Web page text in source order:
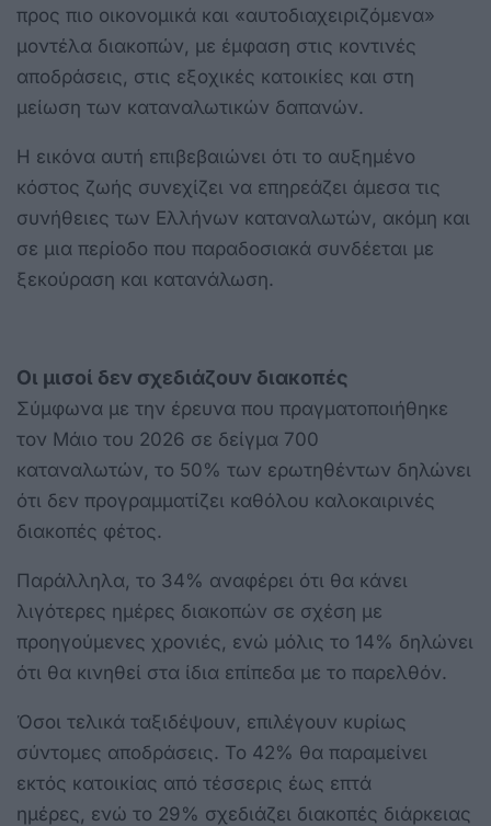
προς πιο οικονομικά και «αυτοδιαχειριζόμενα»
μοντέλα διακοπών, με έμφαση στις κοντινές
αποδράσεις, στις εξοχικές κατοικίες και στη
μείωση των καταναλωτικών δαπανών.
Η εικόνα αυτή επιβεβαιώνει ότι το αυξημένο
κόστος ζωής συνεχίζει να επηρεάζει άμεσα τις
συνήθειες των Ελλήνων καταναλωτών, ακόμη και
σε μια περίοδο που παραδοσιακά συνδέεται με
ξεκούραση και κατανάλωση.
Οι μισοί δεν σχεδιάζουν διακοπές
Σύμφωνα με την έρευνα που πραγματοποιήθηκε
τον Μάιο του 2026 σε δείγμα 700
καταναλωτών, το 50% των ερωτηθέντων δηλώνει
ότι δεν προγραμματίζει καθόλου καλοκαιρινές
διακοπές φέτος.
Παράλληλα, το 34% αναφέρει ότι θα κάνει
λιγότερες ημέρες διακοπών σε σχέση με
προηγούμενες χρονιές, ενώ μόλις το 14% δηλώνει
ότι θα κινηθεί στα ίδια επίπεδα με το παρελθόν.
Όσοι τελικά ταξιδέψουν, επιλέγουν κυρίως
σύντομες αποδράσεις. Το 42% θα παραμείνει
εκτός κατοικίας από τέσσερις έως επτά
ημέρες, ενώ το 29% σχεδιάζει διακοπές διάρκειας